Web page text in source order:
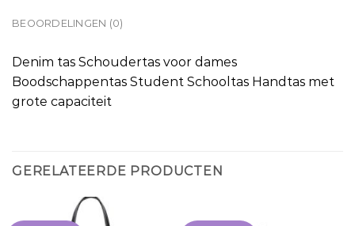
BEOORDELINGEN (0)
Denim tas Schoudertas voor dames
Boodschappentas Student Schooltas Handtas met
grote capaciteit
GERELATEERDE PRODUCTEN